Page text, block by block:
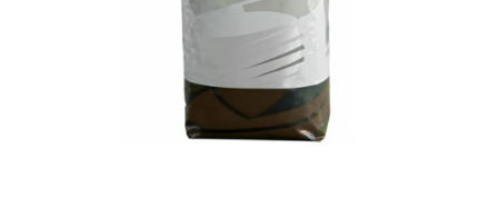
Obchodní podmínky
Podmínky ochrany osobních údajů
Hodnocení obchodu
Velkoobchod